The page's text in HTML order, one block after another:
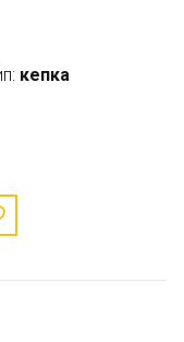
кепка